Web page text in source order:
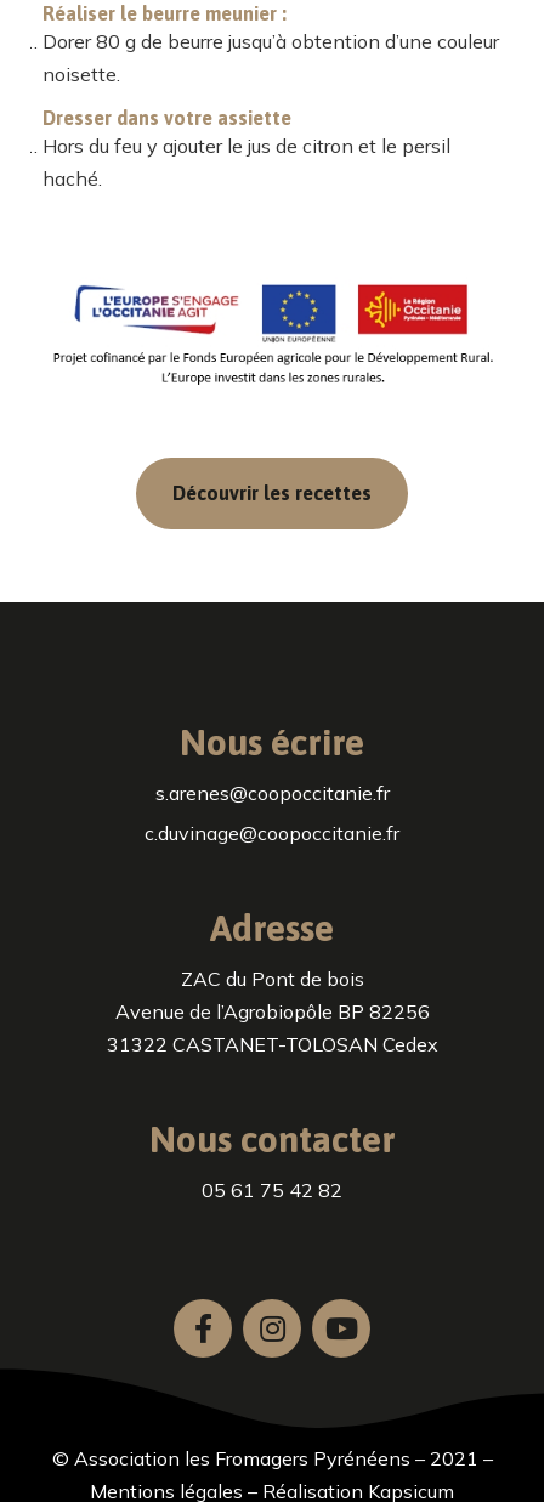
Réaliser le beurre meunier :
Dorer 80 g de beurre jusqu’à obtention d’une couleur
noisette.
Dresser dans votre assiette
Hors du feu y ajouter le jus de citron et le persil
haché.
Découvrir les recettes
Nous écrire
s.arenes@coopoccitanie.fr
c.duvinage@coopoccitanie.fr
Adresse
ZAC du Pont de bois
Avenue de l’Agrobiopôle BP 82256
31322 CASTANET-TOLOSAN Cedex
Nous contacter
05 61 75 42 82
© Association les Fromagers Pyrénéens – 2021 –
Mentions légales – Réalisation Kapsicum